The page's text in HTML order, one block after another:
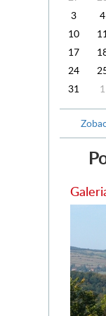
3
4
10
11
17
24
31
1